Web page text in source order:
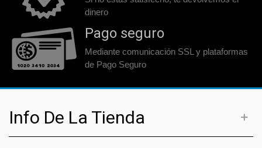
dinero
Pago seguro
Mediante comunicación SSL y plataformas
de Pago Seguro
Info De La Tienda